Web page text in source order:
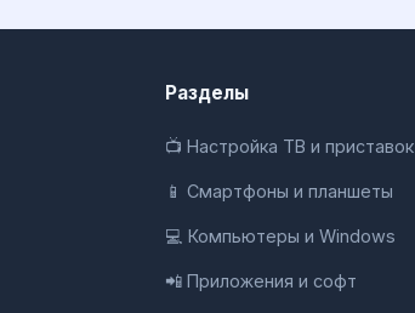
Разделы
📺 Настройка ТВ и приставок
📱 Смартфоны и планшеты
💻 Компьютеры и Windows
📲 Приложения и софт